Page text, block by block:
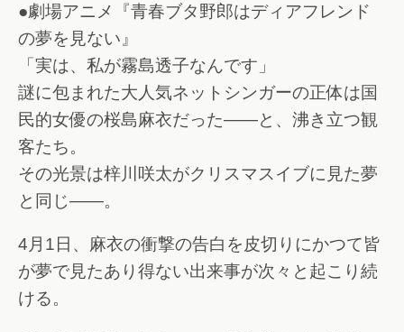
●劇場アニメ『青春ブタ野郎はディアフレンド
の夢を見ない』
「実は、私が霧島透子なんです」
謎に包まれた大人気ネットシンガーの正体は国
民的女優の桜島麻衣だった――と、沸き立つ観
客たち。
その光景は梓川咲太がクリスマスイブに見た夢
と同じ――。
4月1日、麻衣の衝撃の告白を皮切りにかつて皆
が夢で見たあり得ない出来事が次々と起こり続
ける。